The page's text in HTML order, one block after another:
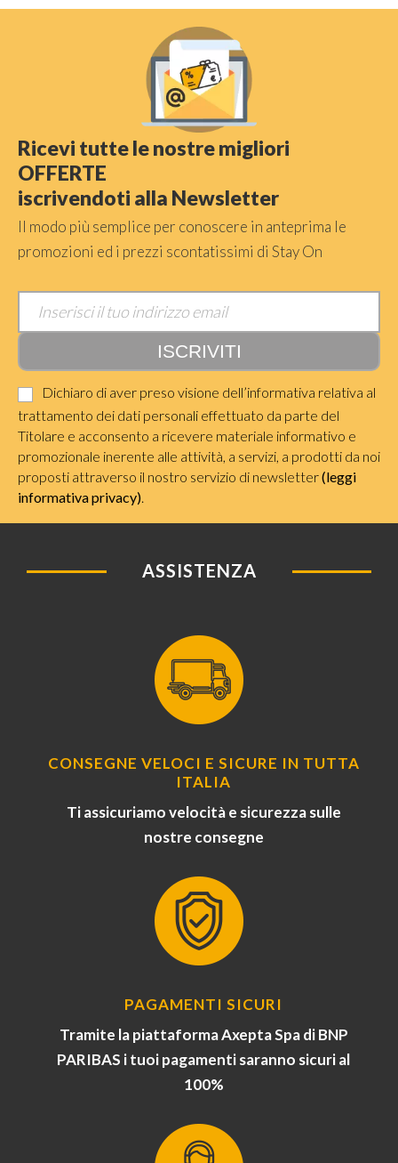
Ricevi tutte le nostre migliori
OFFERTE
iscrivendoti alla Newsletter
Il modo più semplice per conoscere in anteprima le
promozioni ed i prezzi scontatissimi di Stay On
Dichiaro di aver preso visione dell’informativa relativa al
trattamento dei dati personali effettuato da parte del
Titolare e acconsento a ricevere materiale informativo e
promozionale inerente alle attività, a servizi, a prodotti da noi
proposti attraverso il nostro servizio di newsletter(leggi
informativa privacy).
ASSISTENZA
CONSEGNE VELOCI E SICURE IN TUTTA
ITALIA
Ti assicuriamo velocità e sicurezza sulle
nostre consegne
PAGAMENTI SICURI
Tramite la piattaforma Axepta Spa di BNP
PARIBAS i tuoi pagamenti saranno sicuri al
100%